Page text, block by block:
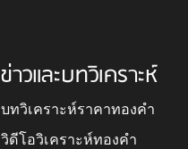
ข่าวและบทวิเคราะห์
บทวิเคราะห์ราคาทองคำ
วิดีโอวิเคราะห์ทองคำ